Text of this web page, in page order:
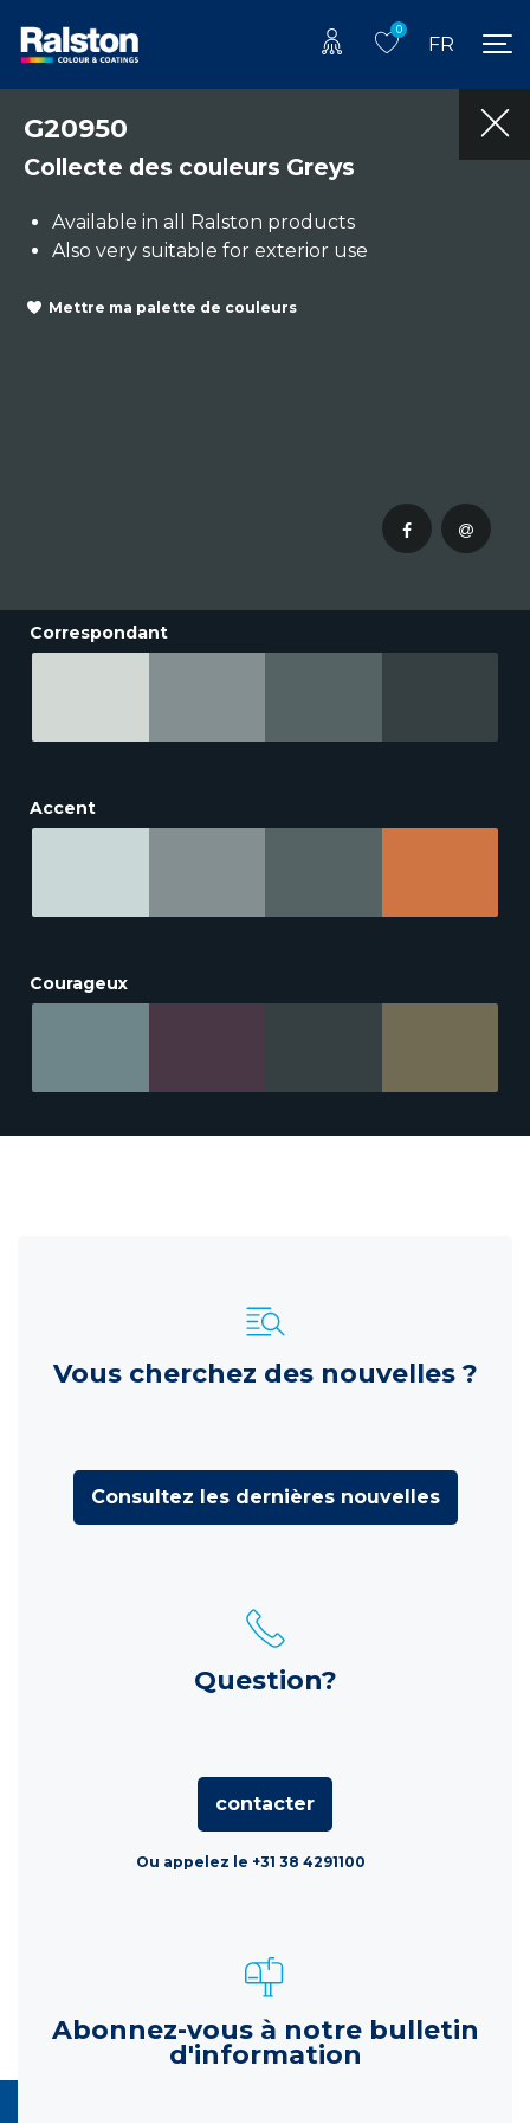
0
FR
G20950
Collecte des couleurs Greys
Available in all Ralston products
Also very suitable for exterior use
Mettre ma palette de couleurs
Correspondant
Accent
Courageux
Vous cherchez des nouvelles ?
Consultez les dernières nouvelles
Question?
contacter
Ou appelez le +31 38 4291100
Abonnez-vous à notre bulletin
d'information